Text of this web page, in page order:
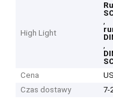
High Light
,
,
Cena
Czas dostawy
7-